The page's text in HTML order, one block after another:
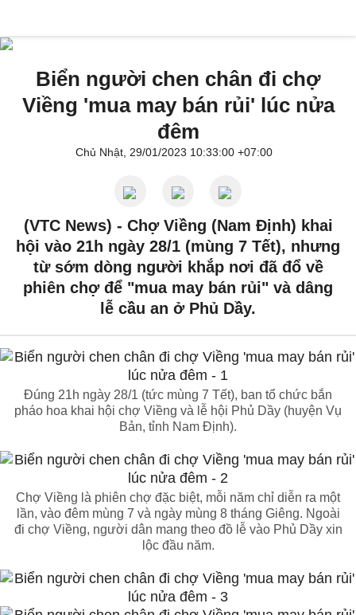
Biển người chen chân đi chợ
Viềng 'mua may bán rủi' lúc nửa
đêm
Chủ Nhật, 29/01/2023 10:33:00 +07:00
(VTC News) - Chợ Viềng (Nam Định) khai
hội vào 21h ngày 28/1 (mùng 7 Tết), nhưng
từ sớm dòng người khắp nơi đã đổ về
phiên chợ để "mua may bán rủi" và dâng
lễ cầu an ở Phủ Dầy.
Đúng 21h ngày 28/1 (tức mùng 7 Tết), ban tổ chức bắn
pháo hoa khai hội chợ Viềng và lễ hội Phủ Dầy (huyện Vụ
Bản, tỉnh Nam Định).
Chợ Viềng là phiên chợ đặc biệt, mỗi năm chỉ diễn ra một
lần, vào đêm mùng 7 và ngày mùng 8 tháng Giêng. Ngoài
đi chợ Viềng, người dân mang theo đồ lễ vào Phủ Dầy xin
lộc đầu năm.